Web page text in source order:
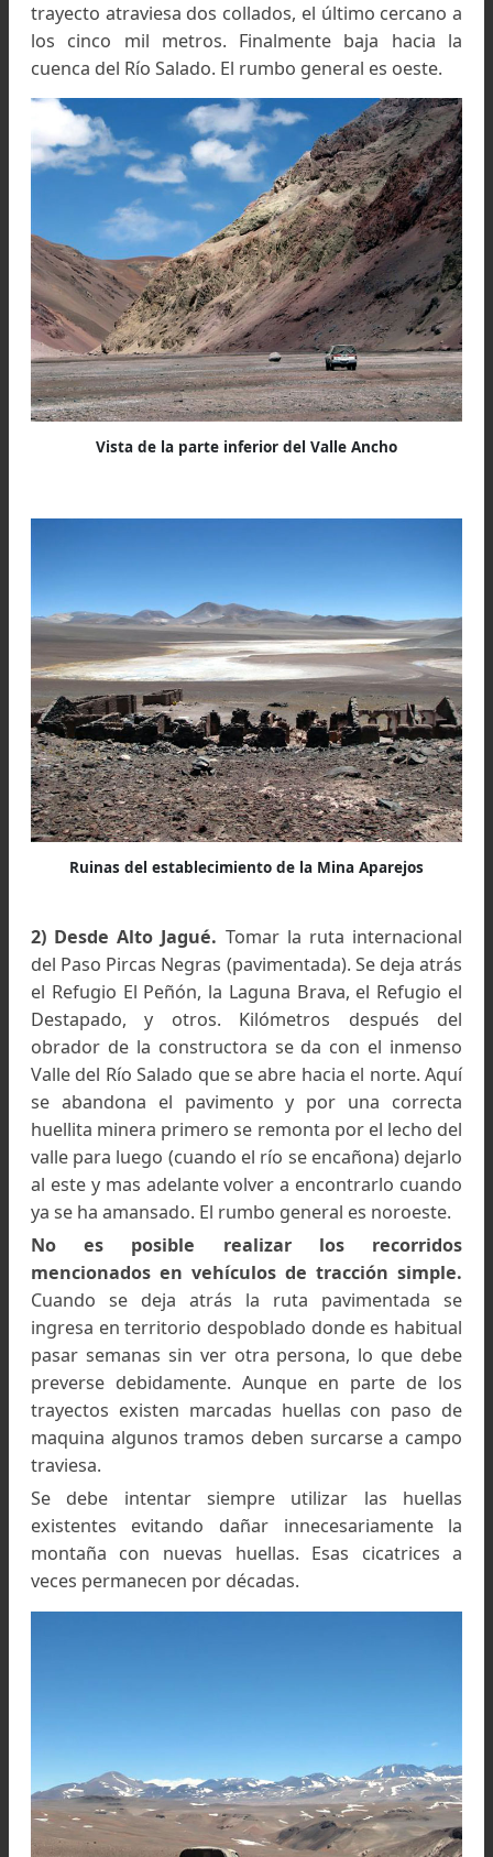
construidas de rocas mucho mas antiguas
otras montañas mas viejas compuestas
materiales mas moderno.
Suelos estructurados en bandas y
craquelamiento, grezes litees, etc.
Accesos
La base del cerro se encuentra en un sitio
del trayecto de los andinistas y se puede llegar
dos modos:
1) Desde Fiambalá.Tomar la ruta internacional
Paso de San Francisco (pavimentada), desviar
pasa el Po. de las Lagrimas, la Laguna
descendiendo hasta el sector sur del Valle
al Valle Ancho, un sector de
extraordinarios donde se debe
repetidamente el río. Cuando se abandona el
hay dos alternativas, una dificultosa y sin huella
las riberas o por el mismo río y otra,
antigua huella de la topadora. Después de
estrechos y a veces dificultososo el camino
tomando altura flanqueando las
noroeste del Pissis. Luego el paisaje se amansa
cuenca del Río Salado. El rumbo general es oeste.
Vista de la parte inferior del Valle Ancho
Ruinas del establecimiento de la Mina Aparejos